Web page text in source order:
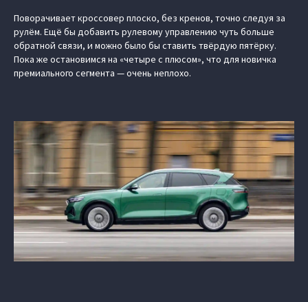
Поворачивает кроссовер плоско, без кренов, точно следуя за
рулём. Ещё бы добавить рулевому управлению чуть больше
обратной связи, и можно было бы ставить твёрдую пятёрку.
Пока же остановимся на «четыре с плюсом», что для новичка
премиального сегмента — очень неплохо.